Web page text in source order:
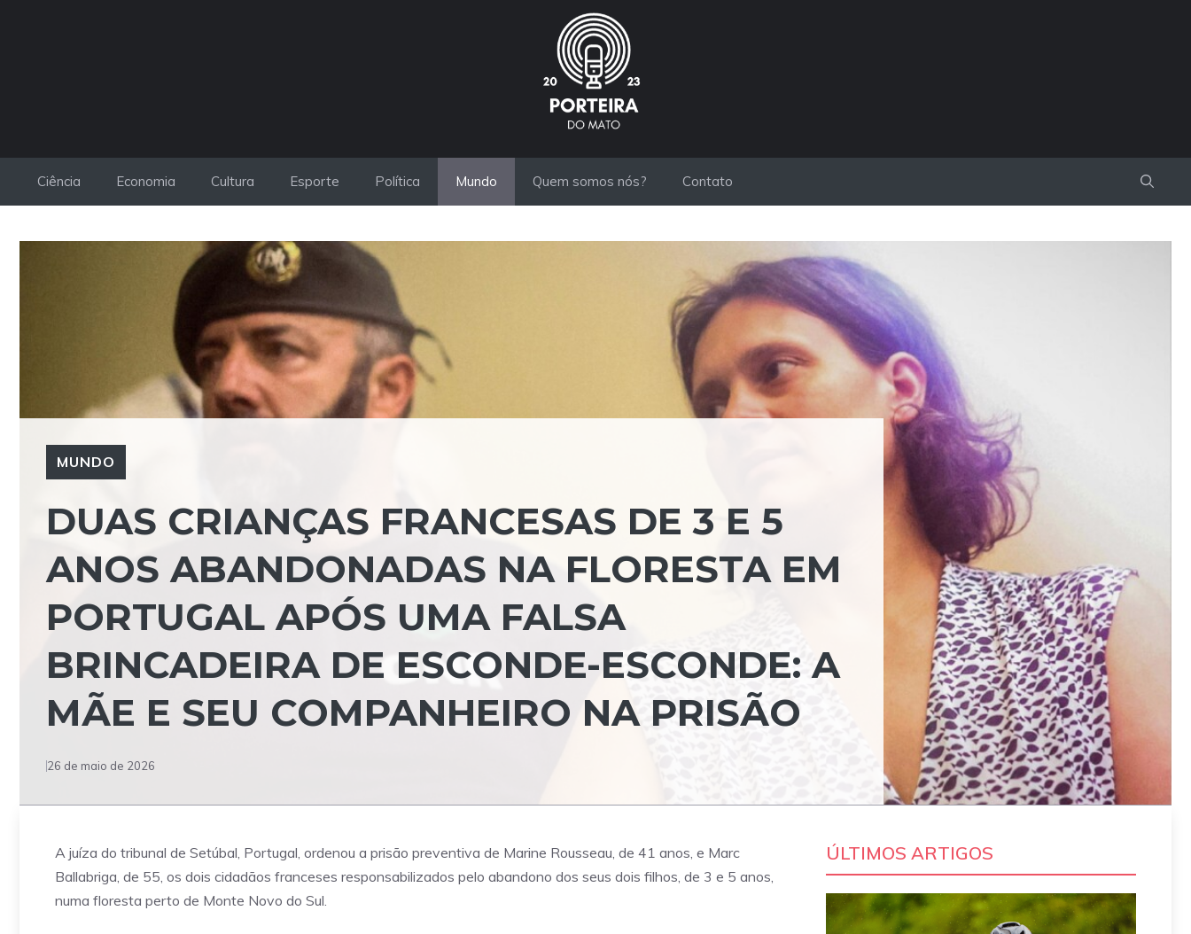
Ciência Economia Cultura Esporte Política Mundo Quem somos nós? Contato
MUNDO
DUAS CRIANÇAS FRANCESAS DE 3 E 5
ANOS ABANDONADAS NA FLORESTA EM
PORTUGAL APÓS UMA FALSA
BRINCADEIRA DE ESCONDE-ESCONDE: A
MÃE E SEU COMPANHEIRO NA PRISÃO
26 de maio de 2026
A juíza do tribunal de Setúbal, Portugal, ordenou a prisão preventiva de Marine Rousseau, de 41 anos, e Marc
Ballabriga, de 55, os dois cidadãos franceses responsabilizados pelo abandono dos seus dois filhos, de 3 e 5 anos,
numa floresta perto de Monte Novo do Sul.
ÚLTIMOS ARTIGOS